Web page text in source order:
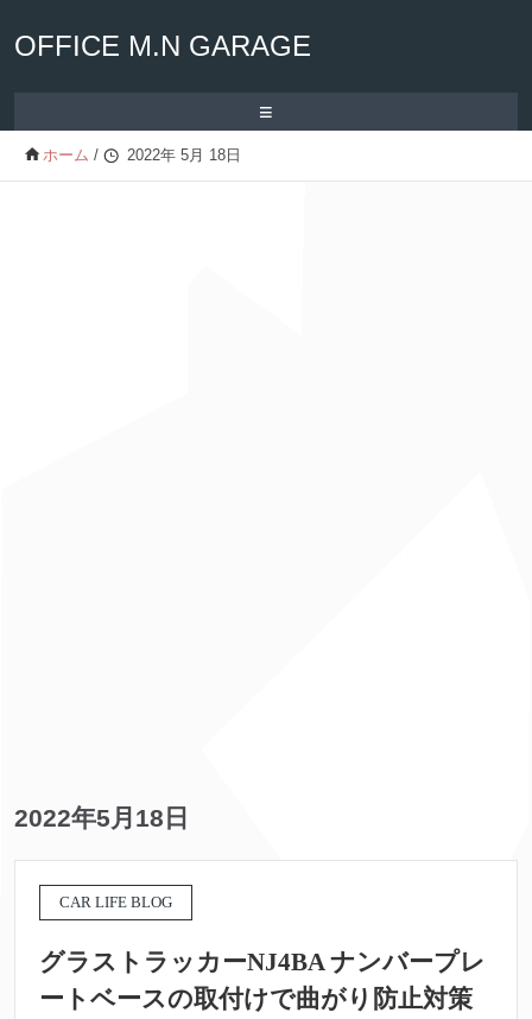
OFFICE M.N GARAGE
≡
ホーム / 2022年 5月 18日
2022年5月18日
CAR LIFE BLOG
グラストラッカーNJ4BA ナンバープレ
ートベースの取付けで曲がり防止対策